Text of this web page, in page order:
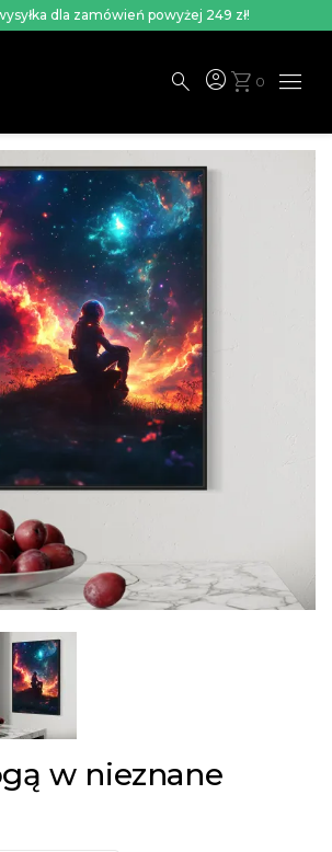
dla zamówień powyżej 249 zł!
search account_circleshopping_cart 0 menu
w nieznane